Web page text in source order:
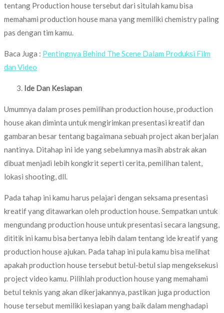
tentang Production house tersebut dari situlah kamu bisa
memahami production house mana yang memiliki chemistry paling
pas dengan tim kamu.
Baca Juga : Pentingnya Behind The Scene Dalam Produksi Film
dan Video
Ide Dan Kesiapan
Umumnya dalam proses pemilihan production house, production
house akan diminta untuk mengirimkan presentasi kreatif dan
gambaran besar tentang bagaimana sebuah project akan berjalan
nantinya. Ditahap ini ide yang sebelumnya masih abstrak akan
dibuat menjadi lebih kongkrit seperti cerita, pemilihan talent,
lokasi shooting, dll.
Pada tahap ini kamu harus pelajari dengan seksama presentasi
kreatif yang ditawarkan oleh production house. Sempatkan untuk
mengundang production house untuk presentasi secara langsung,
dititik ini kamu bisa bertanya lebih dalam tentang ide kreatif yang
production house ajukan. Pada tahap ini pula kamu bisa melihat
apakah production house tersebut betul-betul siap mengeksekusi
project video kamu. Pilihlah production house yang memahami
betul teknis yang akan dikerjakannya, pastikan juga production
house tersebut memiliki kesiapan yang baik dalam menghadapi